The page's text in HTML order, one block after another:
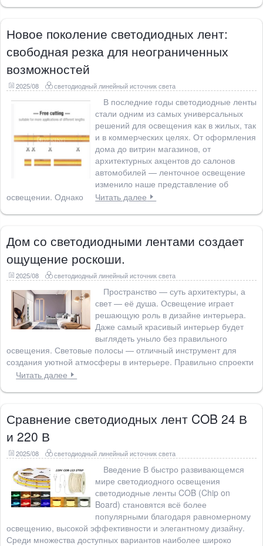
Новое поколение светодиодных лент:
свободная резка для неограниченных
возможностей
2025/08 светодиодный линейный источник света
В последние годы светодиодные ленты
стали одним из самых универсальных
решений для освещения как в жилых, так
и в коммерческих целях. От оформления
дома до витрин магазинов, от
архитектурных акцентов до салонов
автомобилей — ленточное освещение
изменило наше представление об
освещении. Однако
Читать далее
Дом со светодиодными лентами создает
ощущение роскоши.
2025/08 светодиодный линейный источник света
Пространство — суть архитектуры, а
свет — её душа. Освещение играет
решающую роль в дизайне интерьера.
Даже самый красивый интерьер будет
выглядеть уныло без правильного
освещения. Световые полосы — отличный инструмент для
создания уютной атмосферы в интерьере. Правильно спроекти
Читать далее
Сравнение светодиодных лент COB 24 В
и 220 В
2025/08 светодиодный линейный источник света
Введение В быстро развивающемся
мире светодиодного освещения
светодиодные ленты COB (Chip on
Board) становятся всё более
популярными благодаря равномерному
освещению, высокой эффективности и элегантному дизайну.
Среди множества доступных вариантов наиболее широко